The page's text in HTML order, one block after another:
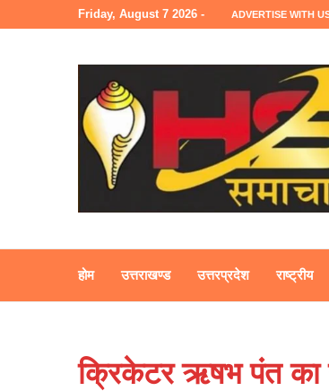
Friday, August 7 2026 - ADVERTISE WITH
होम उत्तराखण्ड उत्तरप्रदेश राष्ट्रीय
क्रिकेटर ऋषभ पंत का